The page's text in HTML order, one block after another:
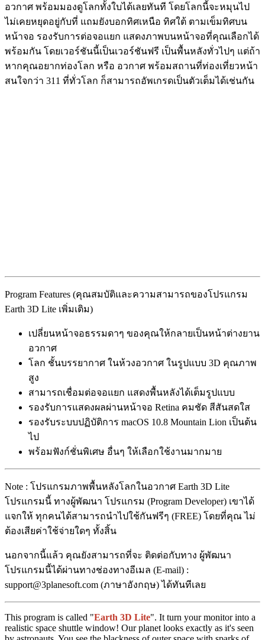
อวกาศ พร้อมมองดูโลกทั้งใบได้เลยทันที โดยโลกนี้จะหมุนไป
ไม่เคยหยุดอยู่กับที่ แถมยังบอกทิศเหนือ ทิศใต้ ตามเข็มทิศบน
หน้าจอ รองรับการต่อจอแยก แสดงภาพบนหน้าจอที่คุณเลือกได้
พร้อมกัน โดยเวอร์ชันนี้เป็นเวอร์ชันฟรี เป็นพื้นหลังทั่วไปๆ แต่ถ้า
หากคุณอยากท่องโลก หรือ อวกาศ พร้อมสถานที่ท่องเที่ยวหน้า
สนใจกว่า 311 ที่ทั่วโลก ก็สามารถอัพเกรดเป็นตัวเต็มได้เช่นกัน
Program Features (คุณสมบัติและความสามารถของโปรแกรม
Earth 3D Lite เพิ่มเติม)
เปลี่ยนหน้าจอธรรมดาๆ ของคุณให้กลายเป็นหน้าต่างยาน
อวกาศ
โลก ชั้นบรรยากาศ ในห้วงอวกาศ ในรูปแบบ 3D คุณภาพ
สูง
สามารถเชื่อมต่อจอแยก แสดงพื้นหลังได้เต็มรูปแบบ
รองรับการแสดงผลผ่านหน้าจอ Retina คมชัด สีสันสดใส
รองรับระบบปฏิบัติการ macOS 10.8 Mountain Lion เป็นต้น
ไป
พร้อมฟังก์ชั่นพิเศษ อื่นๆ ให้เลือกใช้งานมากมาย
Note : โปรแกรมภาพพื้นหลังโลกในอวกาศ Earth 3D Lite
โปรแกรมนี้ ทางผู้พัฒนา โปรแกรม (Program Developer) เขาได้
แจกให้ ทุกคนได้สามารถนำไปใช้กันฟรีๆ (FREE) โดยที่คุณ ไม่
ต้องเสียค่าใช้จ่ายใดๆ ทั้งสิ้น
นอกจากนี้แล้ว คุณยังสามารถที่จะ ติดต่อกับทาง ผู้พัฒนา
โปรแกรมนี้ได้ผ่านทางช่องทางอีเมล (E-mail) :
support@3planesoft.com (ภาษาอังกฤษ) ได้ทันทีเลย
This program is called "Earth 3D Lite". It turn your monitor into a
realistic space shuttle window! Our planet looks exactly as it's seen